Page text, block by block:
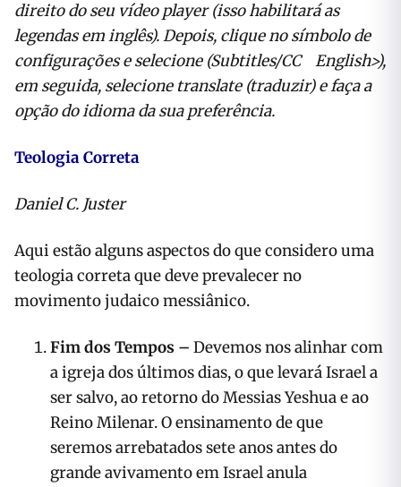
direito do seu vídeo player (isso habilitará as
legendas em inglês). Depois, clique no símbolo de
configurações e selecione (Subtitles/CC English>),
em seguida, selecione translate (traduzir) e faça a
opção do idioma da sua preferência.
Teologia Correta
Daniel C. Juster
Aqui estão alguns aspectos do que considero uma
teologia correta que deve prevalecer no
movimento judaico messiânico.
Fim dos Tempos – Devemos nos alinhar com
a igreja dos últimos dias, o que levará Israel a
ser salvo, ao retorno do Messias Yeshua e ao
Reino Milenar. O ensinamento de que
seremos arrebatados sete anos antes do
grande avivamento em Israel anula